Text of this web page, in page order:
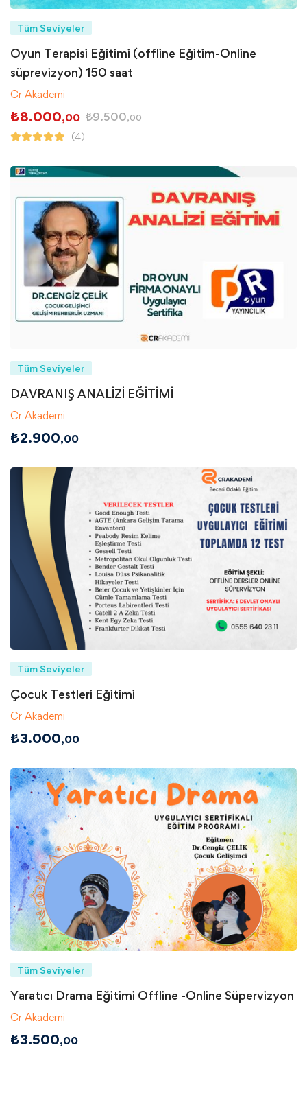
Tüm Seviyeler
Oyun Terapisi Eğitimi (offline Eğitim-Online
süprevizyon) 150 saat
Cr Akademi
₺8.000,00 ₺9.500,00
(4)
Tüm Seviyeler
DAVRANIŞ ANALİZİ EĞİTİMİ
Cr Akademi
₺2.900,00
Tüm Seviyeler
Çocuk Testleri Eğitimi
Cr Akademi
₺3.000,00
Tüm Seviyeler
Yaratıcı Drama Eğitimi Offline -Online Süpervizyon
Cr Akademi
₺3.500,00